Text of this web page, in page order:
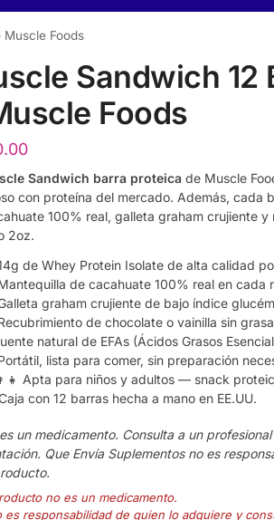
Muscle Foods
Sandwich 12
Foods
Sandwich barra proteica de Muscle
con proteína del mercado. Además, cada
100% real, galleta graham crujiente
2oz.
de Whey Protein Isolate de alta calidad
de cacahuate 100% real en cada
graham crujiente de bajo índice
de chocolate o vainilla sin
natural de EFAs (Ácidos Grasos
lista para comer, sin preparación
Apta para niños y adultos — snack
con 12 barras hecha a mano en EE.UU.
un medicamento. Consulta a un
Que Envía Suplementos no es
no es un medicamento.
es responsabilidad de quien lo adquiere y